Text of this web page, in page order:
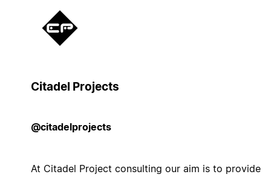
Citadel Projects
@citadelprojects
At Citadel Project consulting our aim is to provide